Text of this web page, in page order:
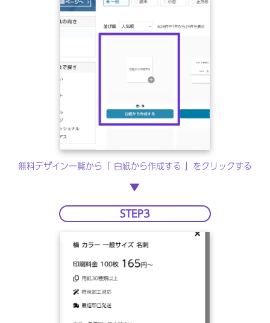
無料デザイン一覧から「 白紙から作成する 」をクリックする
▶︎
STEP3